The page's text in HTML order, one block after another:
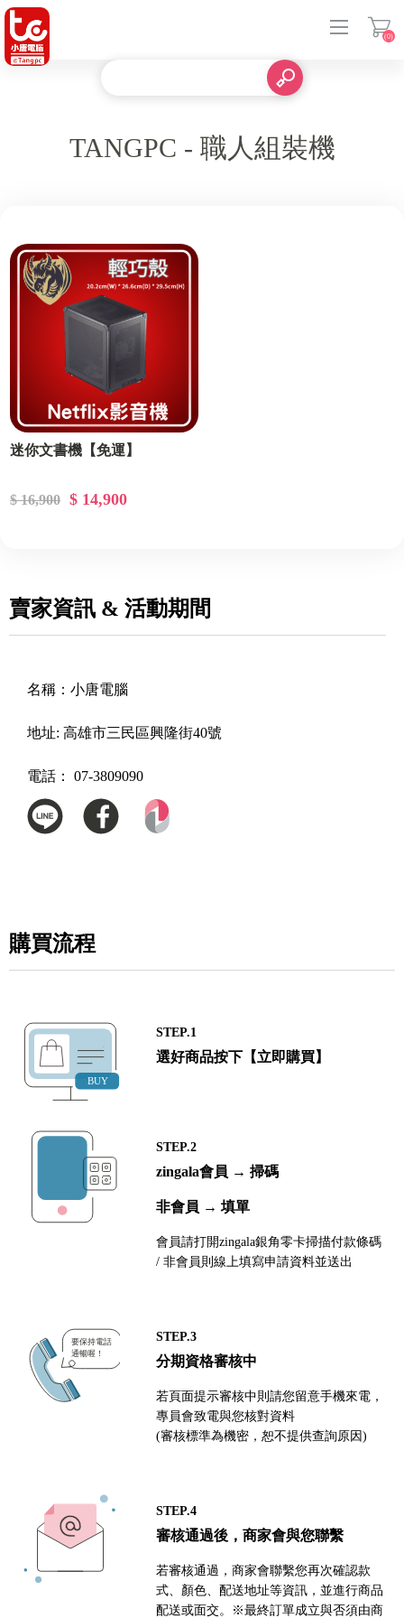
(0)
TANGPC - 職人組裝機
迷你文書機【免運】
$ 16,900 $ 14,900
賣家資訊 & 活動期間
名稱： 小唐電腦
地址: 高雄市三民區興隆街40號
電話： 07-3809090
購買流程
STEP.1
選好商品按下【立即購買】
STEP.2
zingala會員 → 掃碼
非會員 → 填單
會員請打開zingala銀角零卡掃描付款條碼
/ 非會員則線上填寫申請資料並送出
STEP.3
分期資格審核中
若頁面提示審核中則請您留意手機來電，
專員會致電與您核對資料
(審核標準為機密，恕不提供查詢原因)
STEP.4
審核通過後，商家會與您聯繫
若審核通過，商家會聯繫您再次確認款
式、顏色、配送地址等資訊，並進行商品
配送或面交。※最終訂單成立與否須由商